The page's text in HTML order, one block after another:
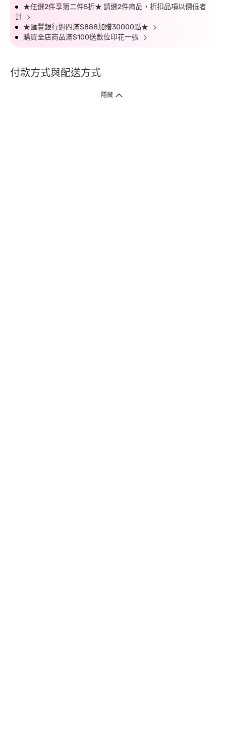
★任選2件享第二件5折★ 請選2件商品，折扣品項以價低者
計
★匯豐銀行週四滿$888加贈30000點★
購買全店商品滿$100送數位印花一張
付款方式與配送方式
隱藏